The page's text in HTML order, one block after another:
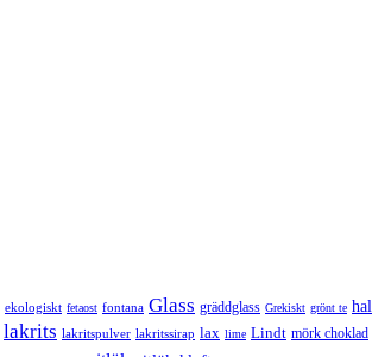
ekologiskt fetaost fontana Glass gräddglass Grekiskt grönt te
lakrits lakritspulver lakritssirap lax lime Lindt mörk choklad